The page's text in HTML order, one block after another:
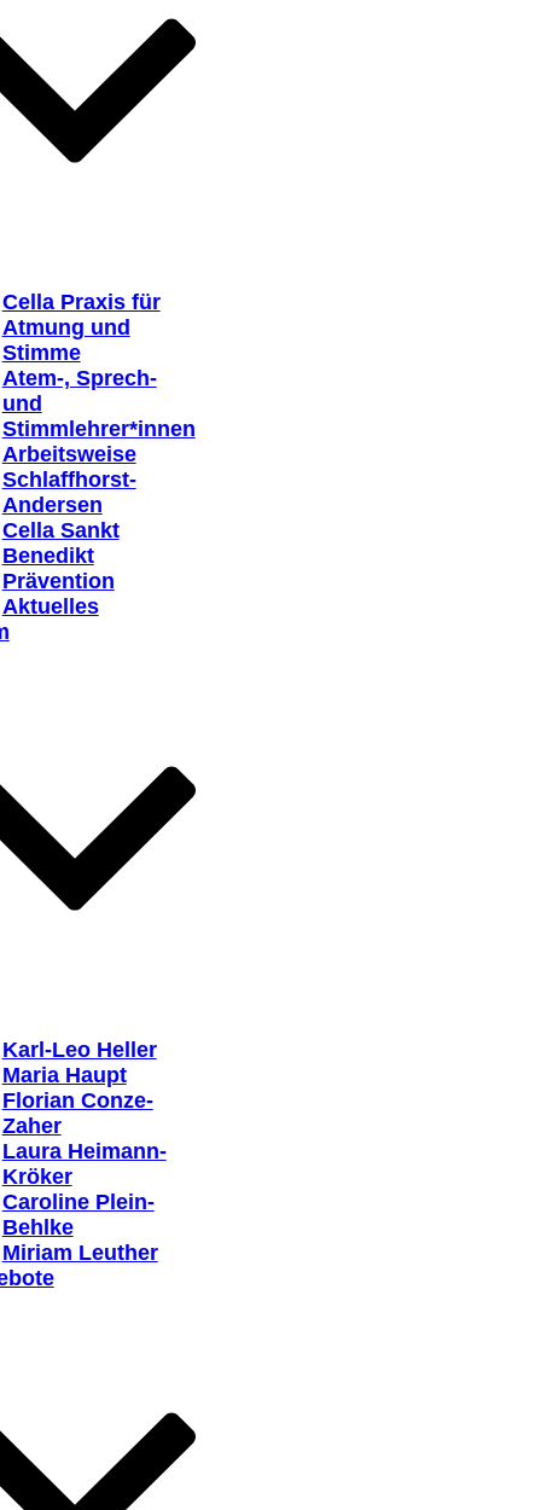
Cella Praxis für
Atmung und
Stimme
Atem-, Sprech-
und
Stimmlehrer*innen
Arbeitsweise
Schlaffhorst-
Andersen
Cella Sankt
Benedikt
Prävention
Aktuelles
Karl-Leo Heller
Maria Haupt
Florian Conze-
Zaher
Laura Heimann-
Kröker
Caroline Plein-
Behlke
Miriam Leuther